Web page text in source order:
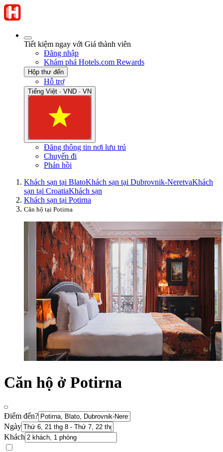
Tiết kiệm ngay với Giá thành viên
Đăng nhập
Khám phá Hotels.com Rewards
Hộp thư đến
Hỗ trợ
Tiếng Việt · VND · VN
Đăng thông tin nơi lưu trú
Chuyến đi
Phản hồi
Khách sạn tại BlatoKhách sạn tại Dubrovnik-NeretvaKhách
sạn tại CroatiaKhách sạn
Khách sạn tại Potirna
Căn hộ tại Potirna
Căn hộ ở Potirna
Điểm đến?
Ngày
Khách